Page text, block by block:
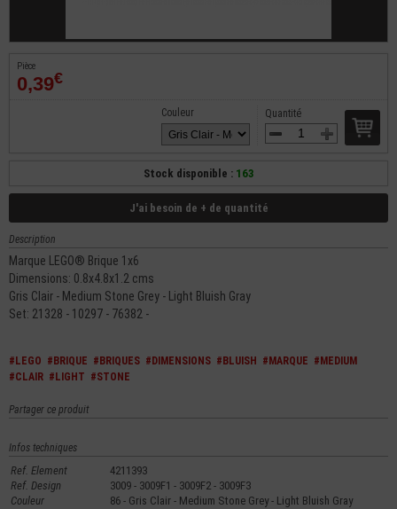
Pièce
0,39€
Quantité
Couleur
Stock disponible : 163
J'ai besoin de + de quantité
Description
Marque LEGO® Brique 1x6
Dimensions: 0.8x4.8x1.2 cms
Gris Clair - Medium Stone Grey - Light Bluish Gray
Set: 21328 - 10297 - 76382 -
#LEGO #BRIQUE #BRIQUES #DIMENSIONS #BLUISH #MARQUE #MEDIUM
#CLAIR #LIGHT #STONE
Partager ce produit
Infos techniques
Ref. Element
4211393
Ref. Design
3009 - 3009F1 - 3009F2 - 3009F3
Couleur
86 - Gris Clair - Medium Stone Grey - Light Bluish Gray